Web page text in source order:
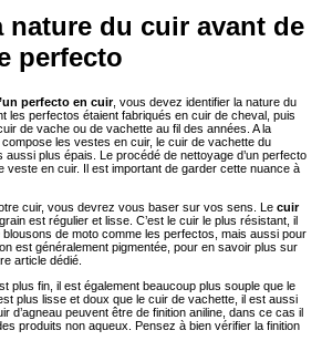
nature du cuir avant de
perfecto
perfecto en cuir, vous devez identifier la nature du
les perfectos étaient fabriqués en cuir de cheval, puis
de vache ou de vachette au fil des années. A la
compose les vestes en cuir, le cuir de vachette du
plus épais. Le procédé de nettoyage d’un perfecto
veste en cuir. Il est important de garder cette nuance à
cuir, vous devrez vous baser sur vos sens. Le cuir
est régulier et lisse. C’est le cuir le plus résistant, il
de moto comme les perfectos, mais aussi pour
est généralement pigmentée, pour en savoir plus sur
article dédié.
plus fin, il est également beaucoup plus souple que le
plus lisse et doux que le cuir de vachette, il est aussi
d’agneau peuvent être de finition aniline, dans ce cas il
produits non aqueux. Pensez à bien vérifier la finition